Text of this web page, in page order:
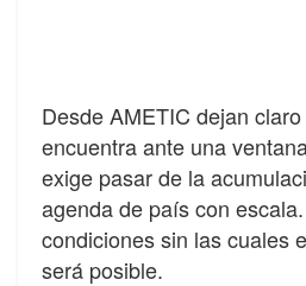
Desde AMETIC dejan
encuentra ante una
exige pasar de la
agenda de país con
condiciones sin las cuales
será posible.